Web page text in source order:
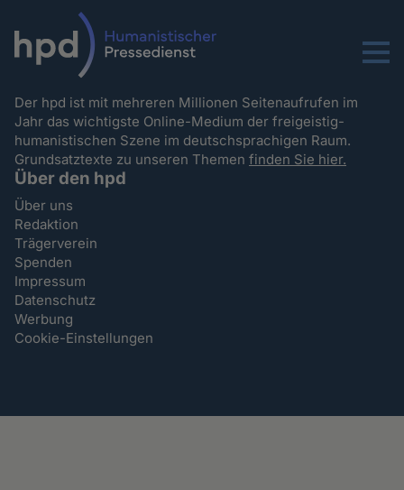
Menu
Der hpd ist mit mehreren Millionen Seitenaufrufen im
Jahr das wichtigste Online-Medium der freigeistig-
humanistischen Szene im deutschsprachigen Raum.
Grundsatztexte zu unseren Themenfinden Sie hier.
Über den hpd
Über uns
Redaktion
Trägerverein
Spenden
Impressum
Datenschutz
Werbung
Cookie-Einstellungen